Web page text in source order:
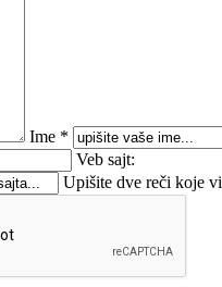
Ime *
Veb sajt:
Upišite dve reči koje